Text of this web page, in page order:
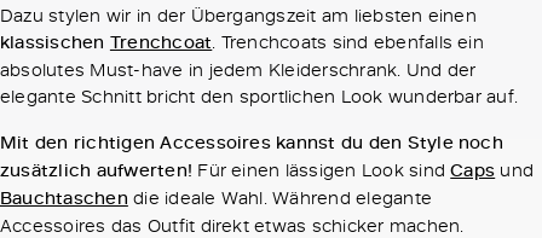
Dazu stylen wir in der Übergangszeit am liebsten einen
klassischen Trenchcoat . Trenchcoats sind ebenfalls ein
absolutes Must-have in jedem Kleiderschrank. Und der
elegante Schnitt bricht den sportlichen Look wunderbar auf.
Mit den richtigen Accessoires kannst du den Style noch
zusätzlich aufwerten! Für einen lässigen Look sindCaps und
Bauchtaschen die ideale Wahl. Während elegante
Accessoires das Outfit direkt etwas schicker machen.